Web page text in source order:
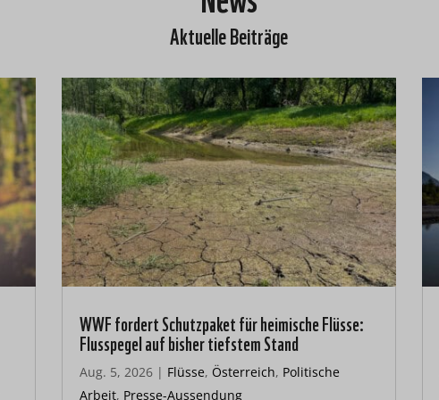
Aktuelle Beiträge
WWF fordert Schutzpaket für heimische Flüsse:
Flusspegel auf bisher tiefstem Stand
Aug. 5, 2026| Flüsse, Österreich, Politische
Arbeit, Presse-Aussendung